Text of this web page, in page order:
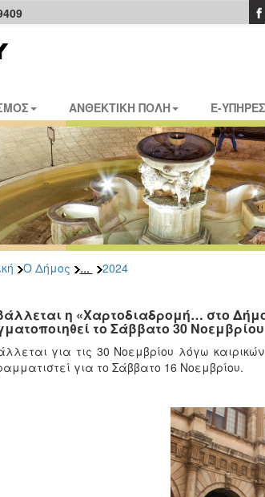
ΑΝΘΕΚΤΙΚΗ ΠΟΛΗ E-
Ο Δήμος ... 2024
η «Χαρτοδιαδρομή… στο
το Σάββατο 30 Νοεμβρίου
για τις 30 Νοεμβρίου λόγω
για το Σάββατο 16 Νοεμβρίου.